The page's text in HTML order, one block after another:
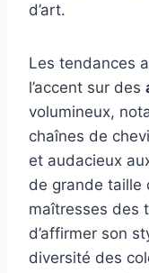
d’art.
Les tendances
l’accent sur des
volumineux,
chaînes de
et audacieux
de grande taille
maîtresses des
d’affirmer son
diversité des